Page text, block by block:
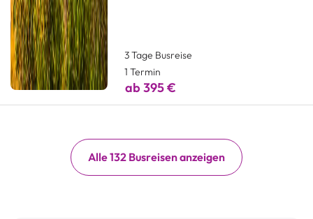
3 Tage Busreise
1 Termin
ab 395 €
Alle 132 Busreisen anzeigen